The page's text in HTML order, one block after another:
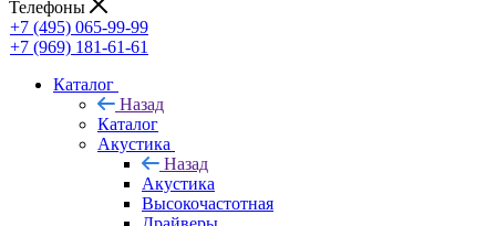
Телефоны
+7 (495) 065-99-99
+7 (969) 181-61-61
Каталог
Назад
Каталог
Акустика
Назад
Акустика
Высокочастотная